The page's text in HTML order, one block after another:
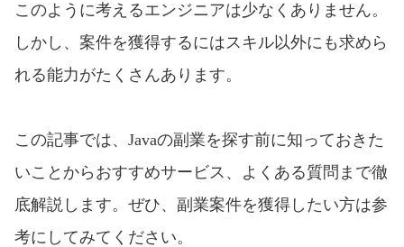
このように考えるエンジニアは少なくありません。
しかし、案件を獲得するにはスキル以外にも求めら
れる能力がたくさんあります。
この記事では、Javaの副業を探す前に知っておきた
いことからおすすめサービス、よくある質問まで徹
底解説します。ぜひ、副業案件を獲得したい方は参
考にしてみてください。